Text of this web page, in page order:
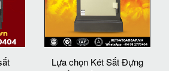
Lựa chọn Két Sắt Đựng